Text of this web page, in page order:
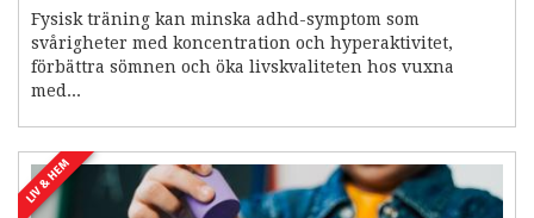
Fysisk träning kan minska adhd-symptom som
svårigheter med koncentration och hyperaktivitet,
förbättra sömnen och öka livskvaliteten hos vuxna
med...
LIV & HEM